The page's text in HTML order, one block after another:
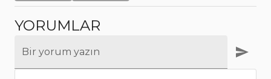
YORUMLAR
Bir yorum yazın